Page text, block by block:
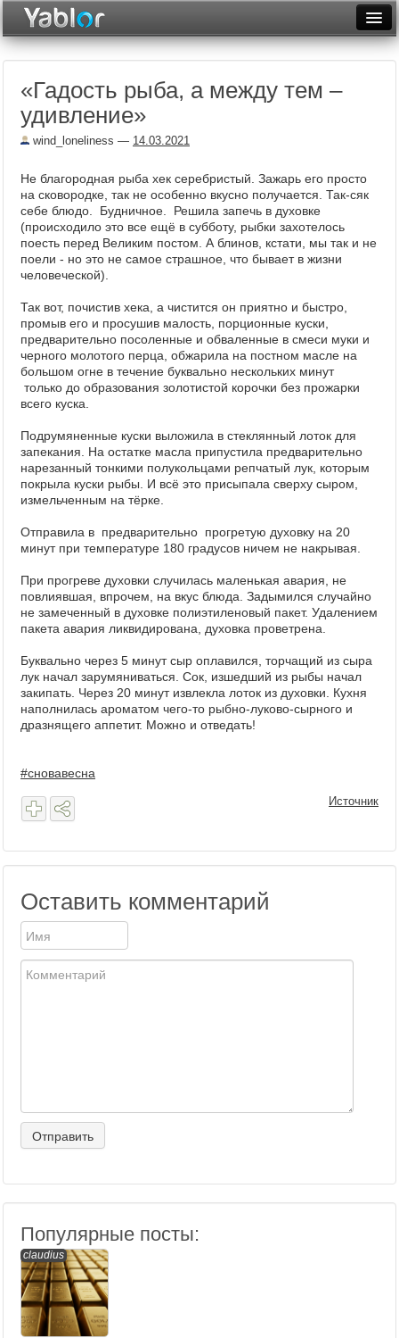
Неделя
Архив
Фототоп
Видеотоп
«Гадость рыба, а между тем –
удивление»
wind_loneliness — 14.03.2021
Не благородная рыба хек серебристый. Зажарь его просто
на сковородке, так не особенно вкусно получается. Так-сяк
себе блюдо. Будничное. Решила запечь в духовке
(происходило это все ещё в субботу, рыбки захотелось
поесть перед Великим постом. А блинов, кстати, мы так и не
поели - но это не самое страшное, что бывает в жизни
человеческой).
Так вот, почистив хека, а чистится он приятно и быстро,
промыв его и просушив малость, порционные куски,
предварительно посоленные и обваленные в смеси муки и
черного молотого перца, обжарила на постном масле на
большом огне в течение буквально нескольких минут
только до образования золотистой корочки без прожарки
всего куска.
Подрумяненные куски выложила в стеклянный лоток для
запекания. На остатке масла припустила предварительно
нарезанный тонкими полукольцами репчатый лук, которым
покрыла куски рыбы. И всё это присыпала сверху сыром,
измельченным на тёрке.
Отправила в предварительно прогретую духовку на 20
минут при температуре 180 градусов ничем не накрывая.
При прогреве духовки случилась маленькая авария, не
повлиявшая, впрочем, на вкус блюда. Задымился случайно
не замеченный в духовке полиэтиленовый пакет. Удалением
пакета авария ликвидирована, духовка проветрена.
Буквально через 5 минут сыр оплавился, торчащий из сыра
лук начал зарумяниваться. Сок, изшедший из рыбы начал
закипать. Через 20 минут извлекла лоток из духовки. Кухня
наполнилась ароматом чего-то рыбно-луково-сырного и
дразнящего аппетит. Можно и отведать!
#сновавесна
Источник
Оставить комментарий
Популярные посты:
claudius